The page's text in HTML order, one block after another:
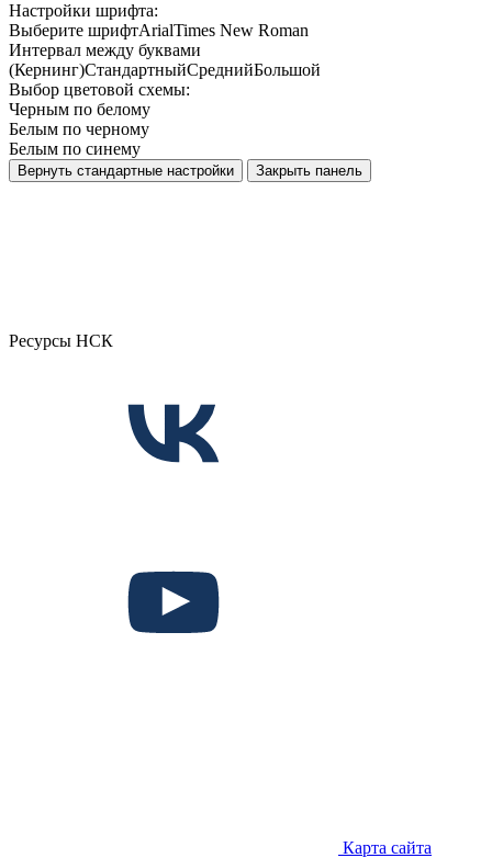
Настройки шрифта:
Выберите шрифтArialTimes New Roman
Интервал между буквами
(Кернинг)СтандартныйСреднийБольшой
Выбор цветовой схемы:
Черным по белому
Белым по черному
Белым по синему
Вернуть стандартные настройки Закрыть панель
Ресурсы НСК
Карта сайта